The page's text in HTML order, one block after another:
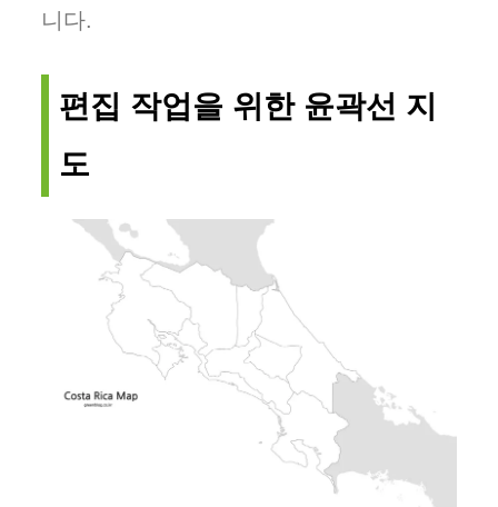
니다.
편집 작업을 위한 윤곽선 지
도